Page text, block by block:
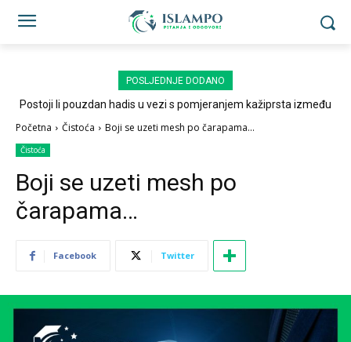
POSLJEDNJE DODANO
Postoji li pouzdan hadis u vezi s pomjeranjem kažiprsta između
Početna Čistoća Boji se uzeti mesh po čarapama...
Čistoća
Boji se uzeti mesh po
čarapama…
Facebook Twitter